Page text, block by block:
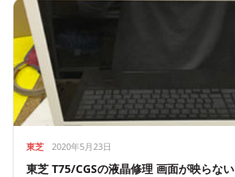
東芝 2020年5月23日
東芝 T75/CGSの液晶修理 画面が映らない